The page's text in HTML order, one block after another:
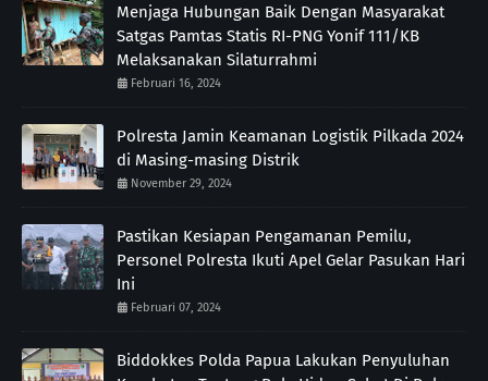
Menjaga Hubungan Baik Dengan Masyarakat
Satgas Pamtas Statis RI-PNG Yonif 111/KB
Melaksanakan Silaturrahmi
Februari 16, 2024
Polresta Jamin Keamanan Logistik Pilkada 2024
di Masing-masing Distrik
November 29, 2024
Pastikan Kesiapan Pengamanan Pemilu,
Personel Polresta Ikuti Apel Gelar Pasukan Hari
Ini
Februari 07, 2024
Biddokkes Polda Papua Lakukan Penyuluhan